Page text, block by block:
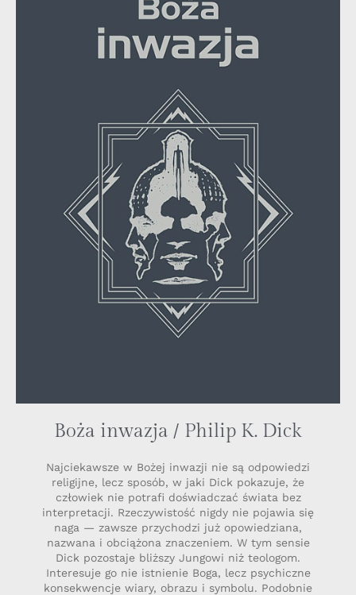
Boża inwazja / Philip K. Dick
Najciekawsze w Bożej inwazji nie są odpowiedzi
religijne, lecz sposób, w jaki Dick pokazuje, że
człowiek nie potrafi doświadczać świata bez
interpretacji. Rzeczywistość nigdy nie pojawia się
naga — zawsze przychodzi już opowiedziana,
nazwana i obciążona znaczeniem. W tym sensie
Dick pozostaje bliższy Jungowi niż teologom.
Interesuje go nie istnienie Boga, lecz psychiczne
konsekwencje wiary, obrazu i symbolu. Podobnie